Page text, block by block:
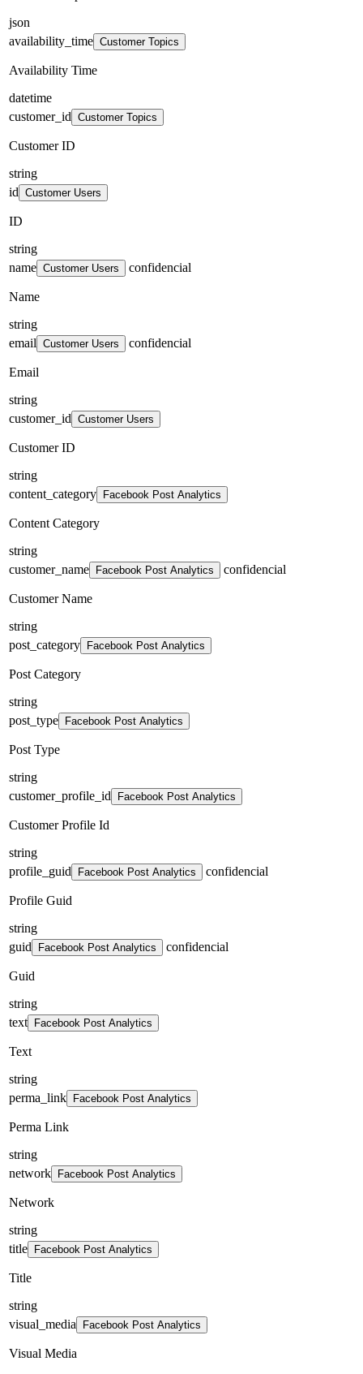
json
availability_time Customer Topics
Availability Time
datetime
customer_id Customer Topics
Customer ID
string
id Customer Users
ID
string
name Customer Users confidencial
Name
string
email Customer Users confidencial
Email
string
customer_id Customer Users
Customer ID
string
content_category
Facebook Post Analytics
Content Category
string
customer_name
Facebook Post Analytics confidencial
Customer Name
string
post_category
Facebook Post Analytics
Post Category
string
post_type
Facebook Post Analytics
Post Type
string
customer_profile_id
Facebook Post Analytics
Customer Profile Id
string
profile_guid
Facebook Post Analytics confidencial
Profile Guid
string
guid
Facebook Post Analytics confidencial
Guid
string
text
Facebook Post Analytics
Text
string
perma_link
Facebook Post Analytics
Perma Link
string
network
Facebook Post Analytics
Network
string
title
Facebook Post Analytics
Title
string
visual_media
Facebook Post Analytics
Visual Media